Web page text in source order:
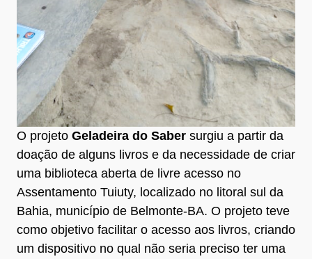
O projeto Geladeira do Saber surgiu a partir da
doação de alguns livros e da necessidade de criar
uma biblioteca aberta de livre acesso no
Assentamento Tuiuty, localizado no litoral sul da
Bahia, município de Belmonte-BA. O projeto teve
como objetivo facilitar o acesso aos livros, criando
um dispositivo no qual não seria preciso ter uma